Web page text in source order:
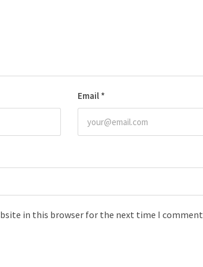
Email *
in this browser for the next time I